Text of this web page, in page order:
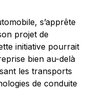
s’apprête
projet de
initiative pourrait
bien au-delà
les transports
de conduite